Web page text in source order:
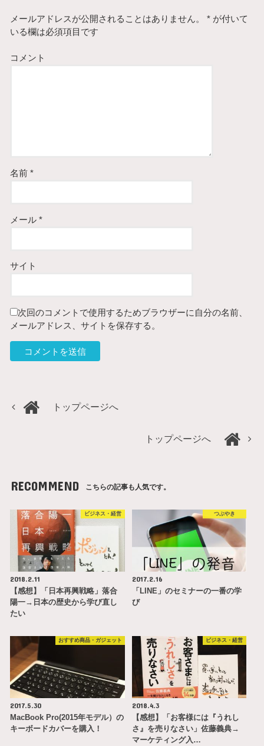
メールアドレスが公開されることはありません。 * が付いて
いる欄は必須項目です
コメント
名前*
メール*
サイト
次回のコメントで使用するためブラウザーに自分の名前、
メールアドレス、サイトを保存する。
トップページへ
トップページへ
RECOMMEND こちらの記事も人気です。
ビジネス・経営
2018.2.11
【感想】「日本再興戦略」落合
陽一→日本の歴史から学び直し
たい
つぶやき
2017.2.16
「LINE」のセミナーの一番の学
び
おすすめ商品・ガジェット
2017.5.30
MacBook Pro(2015年モデル）の
キーボードカバーを購入！
ビジネス・経営
2018.4.3
【感想】「お客様には『うれし
さ』を売りなさい」佐藤義典→
マーケティング入…